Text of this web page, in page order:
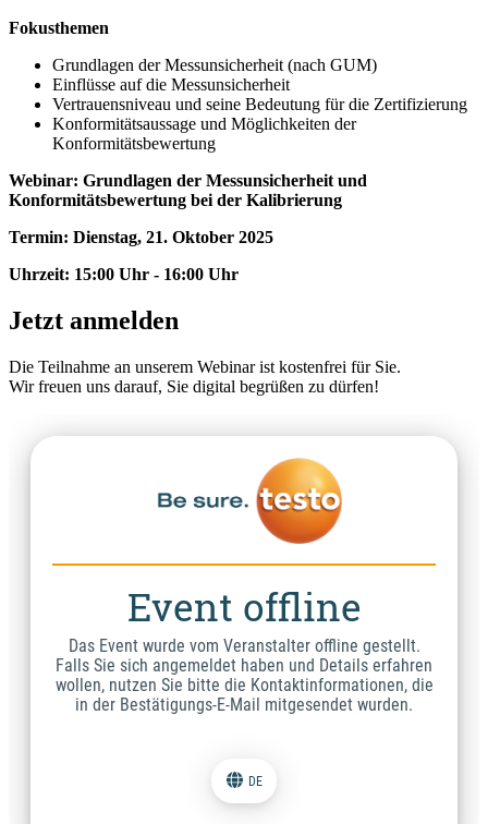
Fokusthemen
Grundlagen der Messunsicherheit (nach GUM)
Einflüsse auf die Messunsicherheit
Vertrauensniveau und seine Bedeutung für die Zertifizierung
Konformitätsaussage und Möglichkeiten der
Konformitätsbewertung
Webinar: Grundlagen der Messunsicherheit und
Konformitätsbewertung bei der Kalibrierung
Termin: Dienstag, 21. Oktober 2025
Uhrzeit: 15:00 Uhr - 16:00 Uhr
Jetzt anmelden
Die Teilnahme an unserem Webinar ist kostenfrei für Sie.
Wir freuen uns darauf, Sie digital begrüßen zu dürfen!